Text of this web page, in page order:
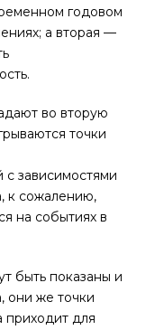
годовом
а вторая —
во вторую
точки
с зависимостями
к сожалению,
на событиях в
быть показаны и
они же точки
приходит для